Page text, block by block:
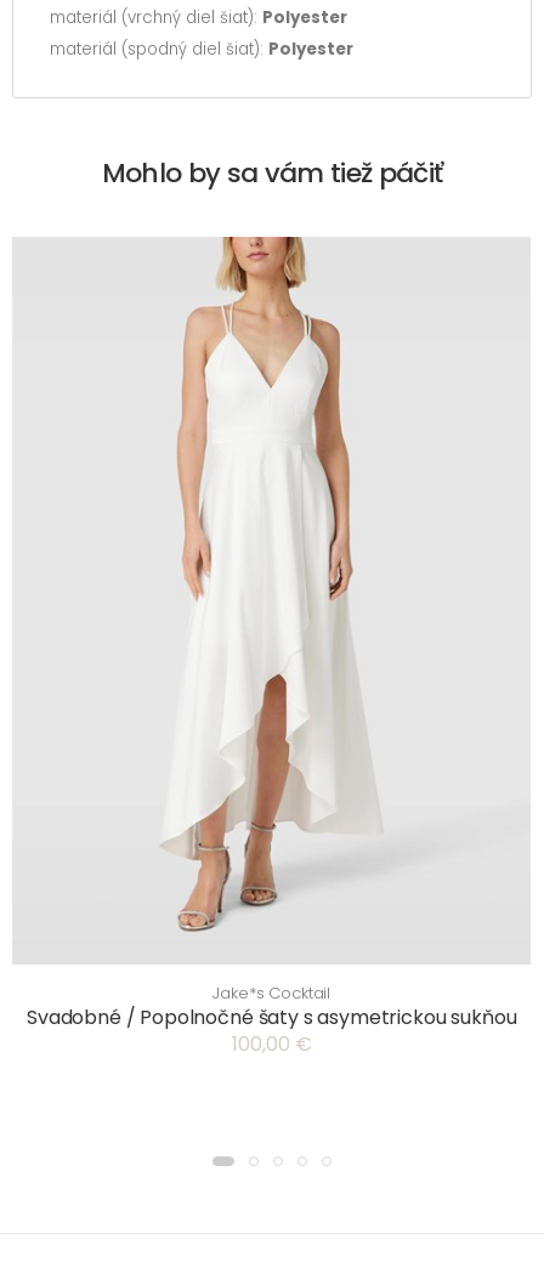
materiál (vrchný diel šiat): Polyester
materiál (spodný diel šiat): Polyester
Mohlo by sa vám tiež páčiť
Jake*s Cocktail
Svadobné / Popolnočné šaty s asymetrickou sukňou
100,00 €